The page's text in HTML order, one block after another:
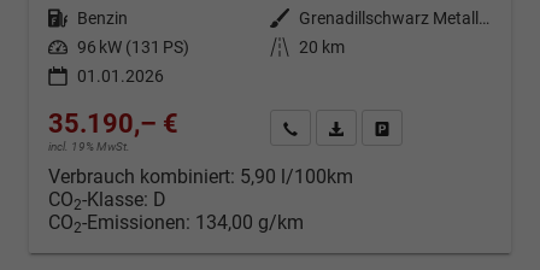
Kraftstoff Benzin Außenfarbe
Grenadillschwarz Metallic (0E)
Leistung 96 kW (131 PS) Kilometerstand
20 km
01.01.2026
35.190,– €
incl. 19% MwSt.
Kontakt & Angebot anfordern
PDF-Datei, Fahrzeugexposé
Verbrauch kombiniert: 5,90 l/100km
CO2-Klasse: D
CO2-Emissionen: 134,00 g/km